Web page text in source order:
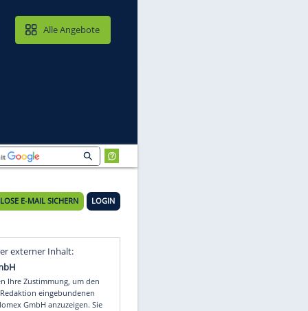
MAIL & CLOUD
KOSTENLOSE E-MAIL SICHERN
Empfohlener externer Inhalt: